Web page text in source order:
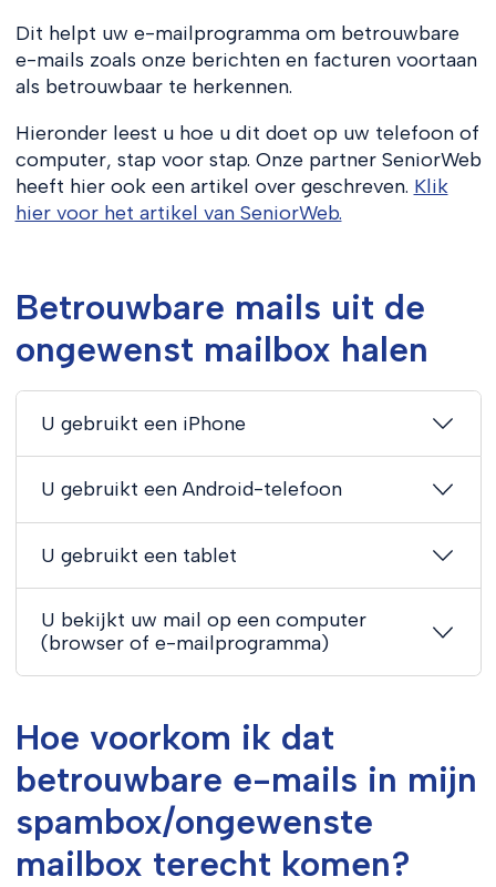
Dit helpt uw e-mailprogramma om betrouwbare
e-mails zoals onze berichten en facturen voortaan
als betrouwbaar te herkennen.
Hieronder leest u hoe u dit doet op uw telefoon of
computer, stap voor stap. Onze partner SeniorWeb
heeft hier ook een artikel over geschreven. Klik
hier voor het artikel van SeniorWeb.
Betrouwbare mails uit de
ongewenst mailbox halen
U gebruikt een iPhone
U gebruikt een Android-telefoon
U gebruikt een tablet
U bekijkt uw mail op een computer
(browser of e-mailprogramma)
Hoe voorkom ik dat
betrouwbare e-mails in mijn
spambox/ongewenste
mailbox terecht komen?